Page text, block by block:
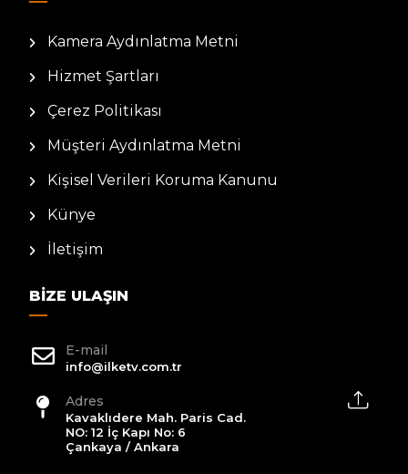
Kamera Aydınlatma Metni
Hizmet Şartları
Çerez Politikası
Müşteri Aydınlatma Metni
Kişisel Verileri Koruma Kanunu
Künye
İletişim
BIZE ULAŞIN
E-mail
info@ilketv.com.tr
Adres
Kavaklıdere Mah. Paris Cad.
NO: 12 İç Kapı No: 6
Çankaya / Ankara